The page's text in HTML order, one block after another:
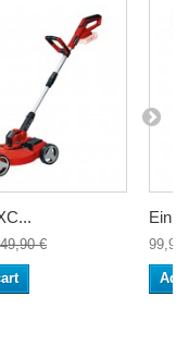
€ 99,90